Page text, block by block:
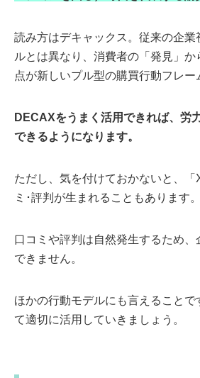
読み方はデキャックス。従来の企業
ルとは異なり、消費者の「発見」か
点が新しいプル型の購買行動フレー
DECAXをうまく活用できれば、労
できるようになります。
ただし、気を付けておかないと、「
ミ･評判が生まれることもあります。
口コミや評判は自然発生するため、
できません。
ほかの行動モデルにも言えることで
て適切に活用していきましょう。